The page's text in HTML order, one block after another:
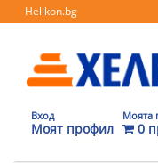
Helikon.bg
Вход
Моят профил
Моята
0